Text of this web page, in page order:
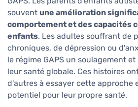
souvent une amélioration
comportement et des capacités
enfants. Les adultes souffrant de
chroniques, de dépression ou
le régime GAPS un soulagement
leur santé globale. Ces histoires
d'autres à essayer cette approche
potentiel pour leur propre santé.